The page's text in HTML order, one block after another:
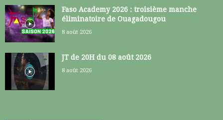
Faso Academy 2026 : troisième manche
éliminatoire de Ouagadougou
8 août 2026
JT de 20H du 08 août 2026
8 août 2026